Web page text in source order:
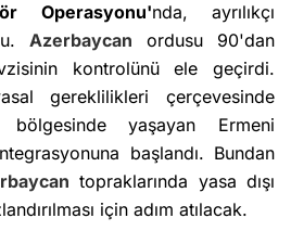
Operasyonu'nda, ayrılıkçı
Azerbaycan ordusu 90'dan
kontrolünü ele geçirdi.
gereklilikleri çerçevesinde
bölgesinde yaşayan Ermeni
başlandı. Bundan
topraklarında yasa dışı
için adım atılacak.